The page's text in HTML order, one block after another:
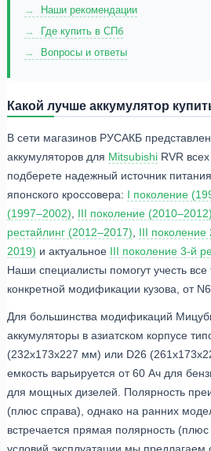
Наши рекомендации
Где купить в СПб
Вопросы и ответы
Какой лучше аккумулятор
В сети магазинов РУСАКБ
аккумуляторов для Mitsubishi RVR
подберете надежный источник
японского кроссовера: I поколение
(1997–2002)
III поколение (2010–2012)
рестайлинг (2012–2017)
III поколение
2019) и актуальное III поколение 3-й
Наши специалисты помогут учесть
конкретной модификации кузова, от
Для большинства модификаций
аккумуляторы в азиатском корпусе
(232x173x227 мм) или D26
емкость варьируется от 60 Ач для
для мощных дизелей. Полярность
(плюс справа), однако на ранних
встречается прямая полярность
условий эксплуатации мы